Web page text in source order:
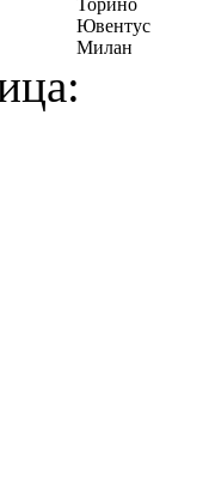
Ювентус
Милан